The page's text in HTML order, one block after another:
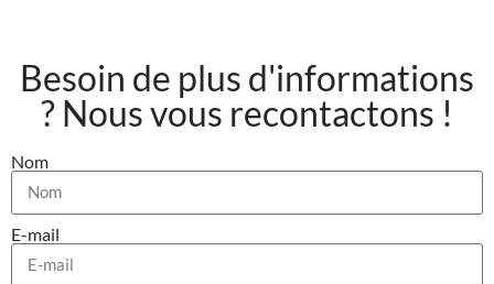
Besoin de plus d'informations
? Nous vous recontactons !
Nom
E-mail